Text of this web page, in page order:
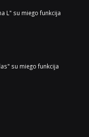
L" su miego funkcija
su miego funkcija